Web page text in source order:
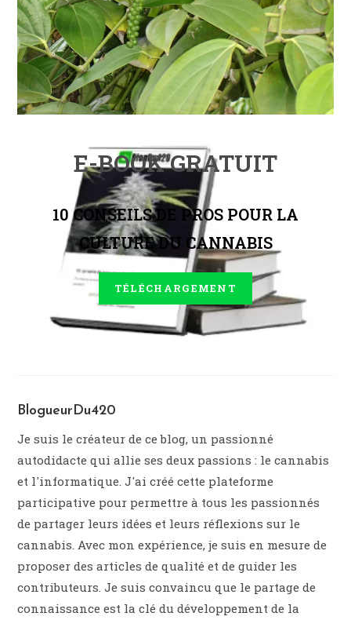
E-BOOK GRATUIT
10 CONSEILS DE PROS POUR LA
CULTURE DU CANNABIS
TÉLÉCHARGEMENT
BlogueurDu420
Je suis le créateur de ce blog, un passionné
autodidacte qui allie ses deux passions : le cannabis
et l'informatique. J'ai créé cette plateforme
participative pour permettre à tous les passionnés
de partager leurs idées et leurs réflexions sur le
cannabis. Avec mon expérience, je suis en mesure de
proposer des articles de qualité et de guider les
contributeurs. Je suis convaincu que le partage de
connaissance est la clé du développement de la